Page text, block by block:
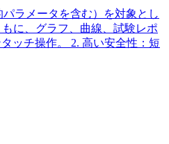
ラメータを含む）を対象とし
に、グラフ、曲線、試験レポ
ッチ操作。 2. 高い安全性：短